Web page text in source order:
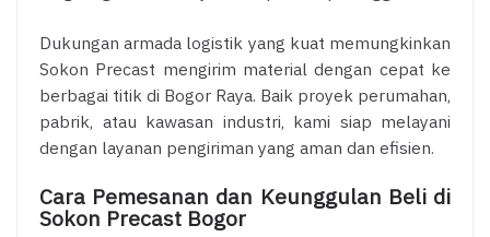
Dukungan armada logistik yang kuat memungkinkan
Sokon Precast mengirim material dengan cepat ke
berbagai titik di Bogor Raya. Baik proyek perumahan,
pabrik, atau kawasan industri, kami siap melayani
dengan layanan pengiriman yang aman dan efisien.
Cara Pemesanan dan Keunggulan Beli di
Sokon Precast Bogor